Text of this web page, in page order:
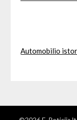
Automobilio